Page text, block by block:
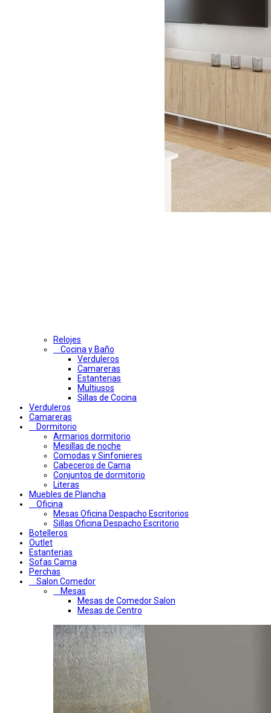
Relojes
Cocina y Baño
Verduleros
Camareras
Estanterias
Multiusos
Sillas de Cocina
Verduleros
Camareras
Dormitorio
Armarios dormitorio
Mesillas de noche
Comodas y Sinfonieres
Cabeceros de Cama
Conjuntos de dormitorio
Literas
Muebles de Plancha
Oficina
Mesas Oficina Despacho Escritorios
Sillas Oficina Despacho Escritorio
Botelleros
Outlet
Estanterias
Sofas Cama
Perchas
Salon Comedor
Mesas
Mesas de Comedor Salon
Mesas de Centro